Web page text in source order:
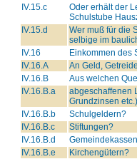
IV.15.c
Oder erhält der
Schulstube
IV.15.d
Wer muß für die
selbige im
IV.16
Einkommen des
IV.16.A
An Geld,
IV.16.B
Aus welchen
IV.16.B.a
abgeschaffenen
Grundzinsen
IV.16.B.b
Schulgeldern?
IV.16.B.c
Stiftungen?
IV.16.B.d
IV.16.B.e
Kirchengütern?